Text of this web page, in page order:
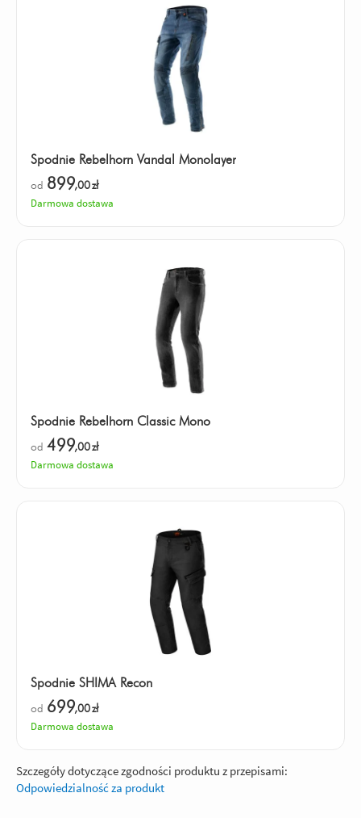
Spodnie Rebelhorn Vandal Monolayer
od 899,00zł
Darmowa dostawa
Spodnie Rebelhorn Classic Mono
od 499,00zł
Darmowa dostawa
Spodnie SHIMA Recon
od 699,00zł
Darmowa dostawa
Szczegóły dotyczące zgodności produktu z przepisami:
Odpowiedzialność za produkt